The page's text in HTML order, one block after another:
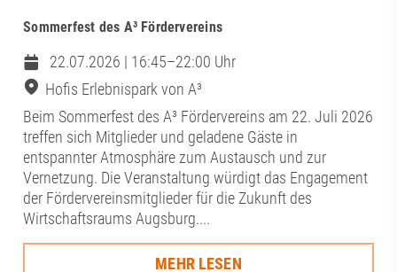
Sommerfest des A³ Fördervereins
22.07.2026 | 16:45–22:00 Uhr
Hofis Erlebnispark von A³
Beim Sommerfest des A³ Fördervereins am 22. Juli 2026
treffen sich Mitglieder und geladene Gäste in
entspannter Atmosphäre zum Austausch und zur
Vernetzung. Die Veranstaltung würdigt das Engagement
der Fördervereinsmitglieder für die Zukunft des
Wirtschaftsraums Augsburg....
MEHR LESEN